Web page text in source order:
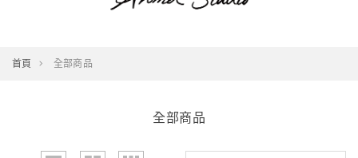
首頁 全部商品
全部商品